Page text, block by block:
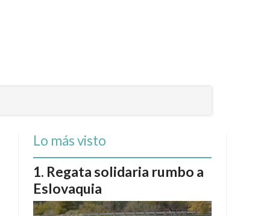
Lo más visto
Regata solidaria rumbo a
Eslovaquia